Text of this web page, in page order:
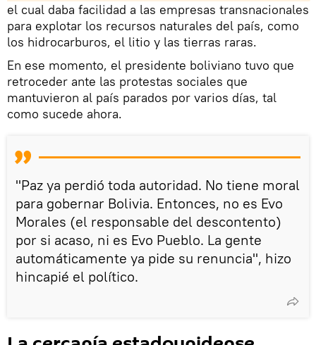
el cual daba facilidad a las empresas transnacionales
para explotar los recursos naturales del país, como
los hidrocarburos, el litio y las tierras raras.
En ese momento, el presidente boliviano tuvo que
retroceder ante las protestas sociales que
mantuvieron al país parados por varios días, tal
como sucede ahora.
"Paz ya perdió toda autoridad. No tiene moral
para gobernar Bolivia. Entonces, no es Evo
Morales (el responsable del descontento)
por si acaso, ni es Evo Pueblo. La gente
automáticamente ya pide su renuncia", hizo
hincapié el político.